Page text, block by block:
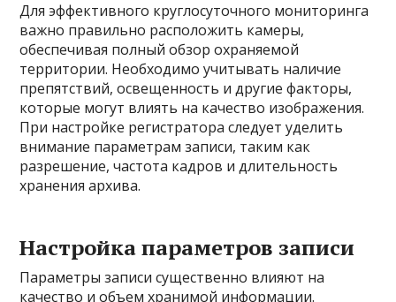
Для эффективного круглосуточного мониторинга
важно правильно расположить камеры,
обеспечивая полный обзор охраняемой
территории. Необходимо учитывать наличие
препятствий, освещенность и другие факторы,
которые могут влиять на качество изображения.
При настройке регистратора следует уделить
внимание параметрам записи, таким как
разрешение, частота кадров и длительность
хранения архива.
Настройка параметров записи
Параметры записи существенно влияют на
качество и объем хранимой информации.